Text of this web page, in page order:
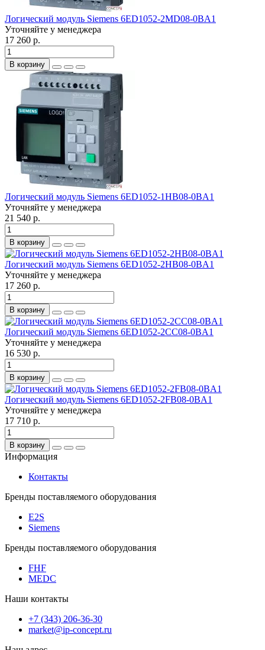
Логический модуль Siemens 6ED1052-2MD08-0BA1
Уточняйте у менеджера
17 260 р.
В корзину
Логический модуль Siemens 6ED1052-1HB08-0BA1
Уточняйте у менеджера
21 540 р.
В корзину
Логический модуль Siemens 6ED1052-2HB08-0BA1
Уточняйте у менеджера
17 260 р.
В корзину
Логический модуль Siemens 6ED1052-2CC08-0BA1
Уточняйте у менеджера
16 530 р.
В корзину
Логический модуль Siemens 6ED1052-2FB08-0BA1
Уточняйте у менеджера
17 710 р.
В корзину
Информация
Контакты
Бренды поставляемого оборудования
E2S
Siemens
Бренды поставляемого оборудования
FHF
MEDC
Наши контакты
+7 (343) 206-36-30
market@ip-concept.ru